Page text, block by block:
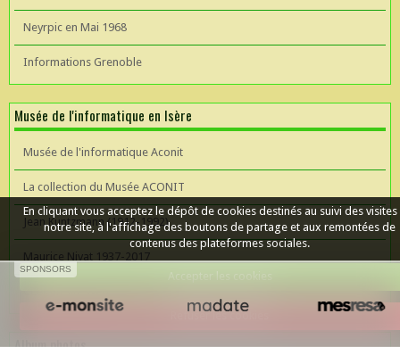
Neyrpic en Mai 1968
Informations Grenoble
Musée de l'informatique en Isère
Musée de l'informatique Aconit
La collection du Musée ACONIT
Jean Kuntzmann (1912-1992)
Maurice Nivat 1937-2017
SPONSORS
En cliquant vous acceptez le dépôt de cookies destinés au suivi des visites
notre site, à l'affichage des boutons de partage et aux remontées de
contenus des plateformes sociales.
Refuser les cookies